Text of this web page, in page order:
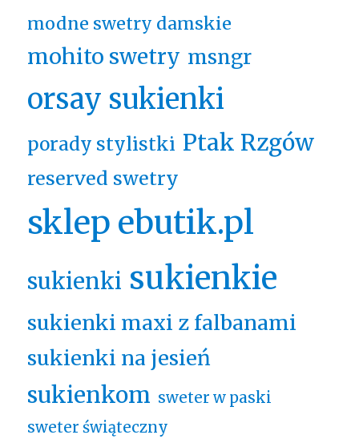
modne swetry damskie
mohito swetry msngr
orsay sukienki
porady stylistki Ptak Rzgów
reserved swetry
sklep ebutik.pl
sukienki sukienkie
sukienki maxi z falbanami
sukienki na jesień
sukienkom sweter w paski
sweter świąteczny